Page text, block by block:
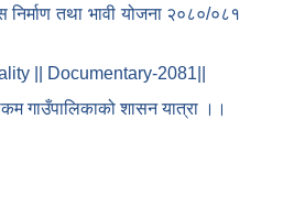
तथा भावी योजना २०८०/०८१
|| Documentary-2081||
गाउँपालिकाको शासन यात्रा ।।